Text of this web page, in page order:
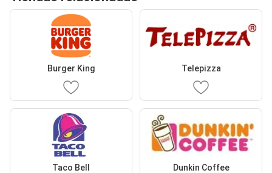
Burger King Telepizza
Taco Bell Dunkin Coffee